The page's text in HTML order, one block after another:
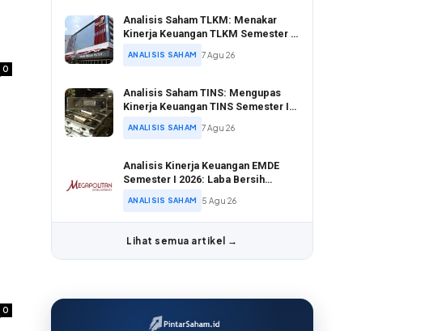
0
0
Analisis Saham TLKM: Menakar
Kinerja Keuangan TLKM Semester I
ANALISIS SAHAM 7 Agu 26
Analisis Saham TINS: Mengupas
Kinerja Keuangan TINS Semester I
ANALISIS SAHAM 7 Agu 26
Analisis Kinerja Keuangan EMDE
Semester I 2026: Laba Bersih
ANALISIS SAHAM 5 Agu 26
Lihat semua artikel →